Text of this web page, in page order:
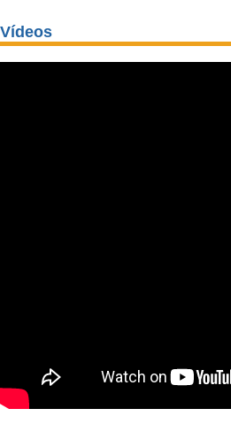
Vídeos